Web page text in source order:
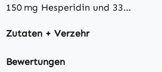
150 mg Hesperidin und 33…
Zutaten + Verzehr
Bewertungen